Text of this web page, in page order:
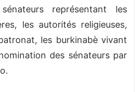
représentant les
les autorités religieuses,
les burkinabè vivant
des sénateurs par